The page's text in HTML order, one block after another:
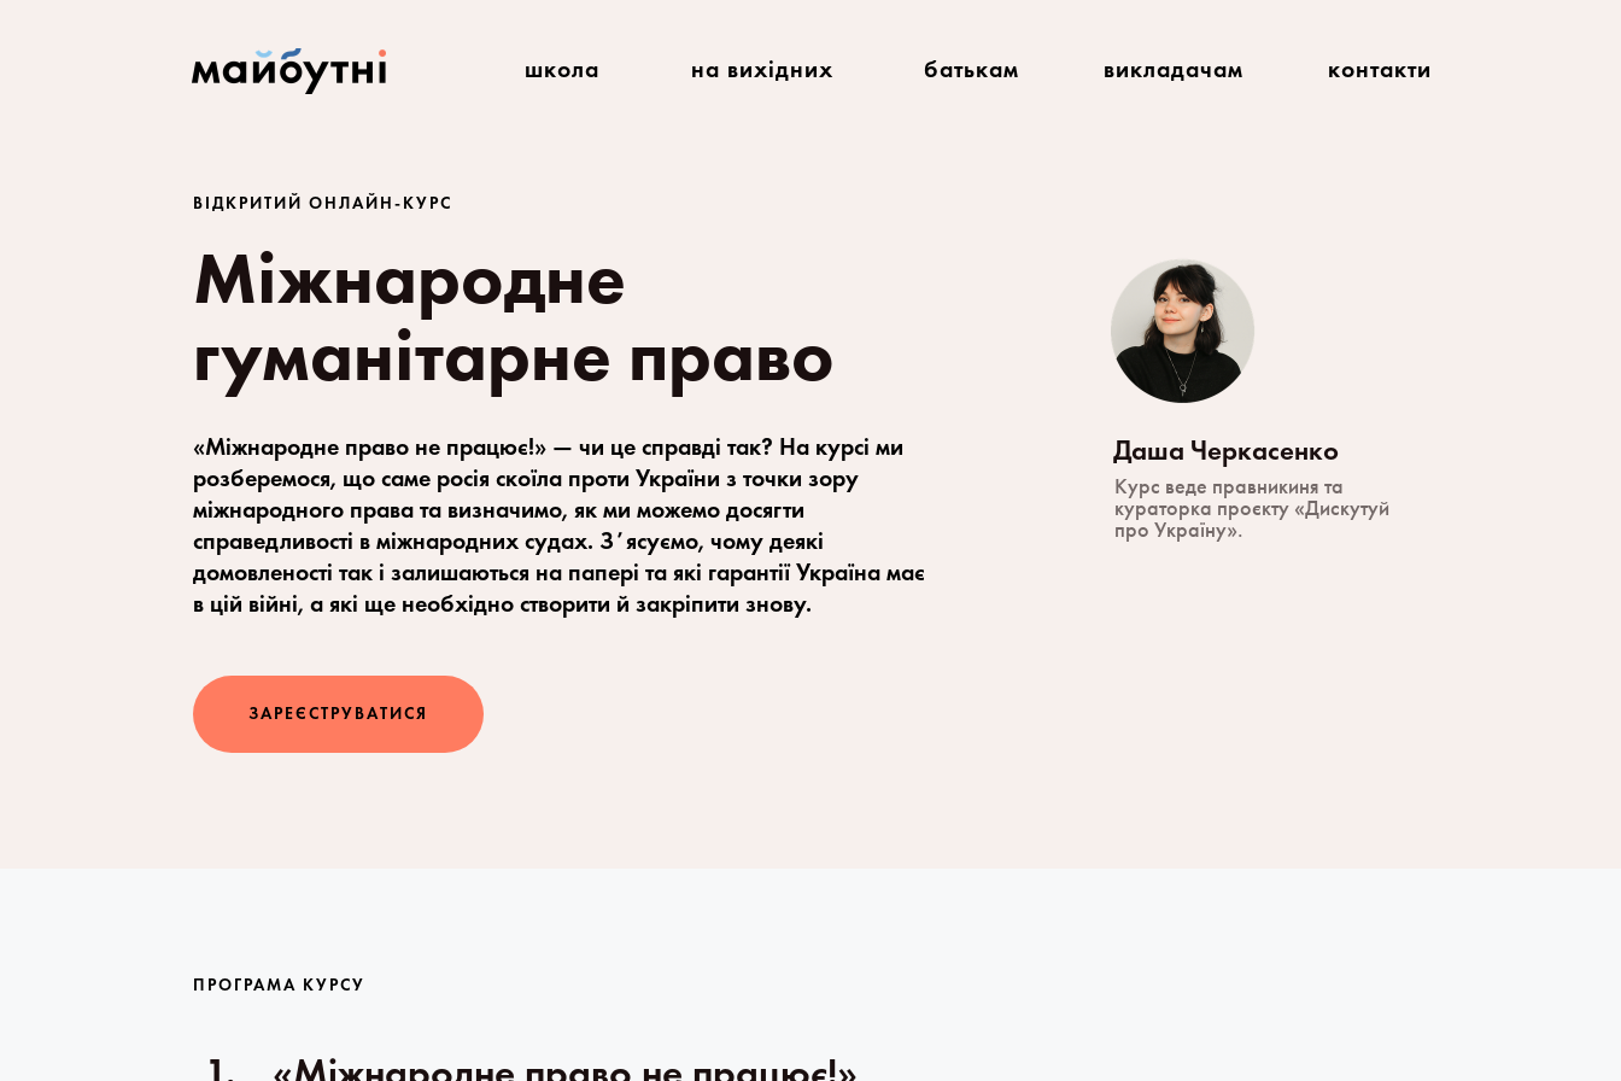
на вихідних
школа батькам викладачам контакти
ВІДКРИТИЙ ОНЛАЙН-КУРС
Міжнародне
гуманітарне право
«Міжнародне право не працює!» — чи це справді так? На курсі ми
розберемося, що саме росія скоїла проти України з точки зору
міжнародного права та визначимо, як ми можемо досягти
справедливості в міжнародних судах. Зʼясуємо, чому деякі
домовленості так і залишаються на папері та які гарантії Україна має
в цій війні, а які ще необхідно створити й закріпити знову.
Даша Черкасенко
Курс веде правникиня та
кураторка проєкту «Дискутуй
про Україну».
ЗАРЕЄСТРУВАТИСЯ
ПРОГРАМА КУРСУ